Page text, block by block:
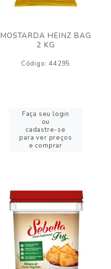
MOSTARDA HEINZ BAG
2 KG
Código: 44295
Faça seu login
ou
cadastre-se
para ver preços
e comprar